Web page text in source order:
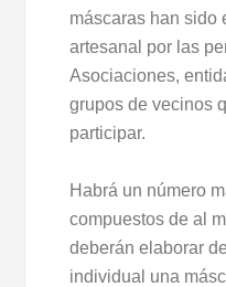
máscaras han sido
artesanal por las
Asociaciones,
grupos de vecinos
participar.
Habrá un número
compuestos de al
deberán elaborar
individual una